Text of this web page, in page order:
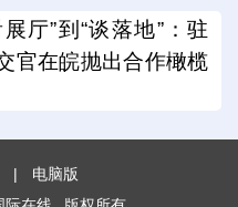
展厅”到“谈落地”：驻
官在皖抛出合作橄榄
|
电脑版